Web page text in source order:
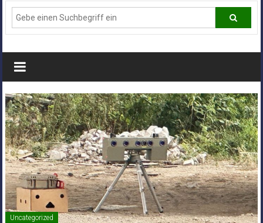
aus
Deiner
Stadt
Monheim
Uncategorized